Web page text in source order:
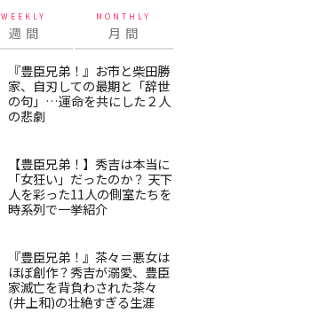
WEEKLY
週 間
MONTHLY
月 間
『豊臣兄弟！』お市と柴田勝
家、自刃しての最期と「辞世
の句」…運命を共にした２人
の悲劇
【豊臣兄弟！】秀吉は本当に
「女狂い」だったのか？ 天下
人を彩った11人の側室たちを
時系列で一挙紹介
『豊臣兄弟！』茶々＝悪女は
ほぼ創作？秀吉が溺愛、豊臣
家滅亡を背負わされた茶々
(井上和)の壮絶すぎる生涯